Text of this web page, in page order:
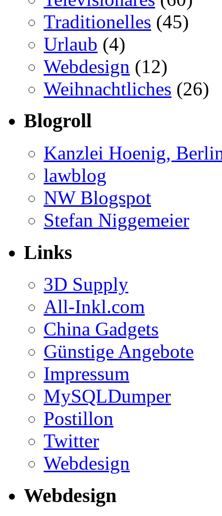
Traditionelles (45)
Urlaub (4)
Webdesign (12)
Weihnachtliches (26)
Blogroll
Kanzlei Hoenig,
lawblog
NW Blogspot
Stefan Niggemeier
Links
3D Supply
All-Inkl.com
China Gadgets
Günstige Angebote
Impressum
MySQLDumper
Postillon
Twitter
Webdesign
Webdesign